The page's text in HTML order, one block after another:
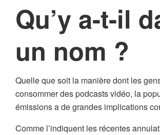
Qu’y a-t-il
un nom ?
Quelle que soit la manière dont les
consommer des podcasts vidéo, la
émissions a de grandes implications
Comme l’indiquent les récentes